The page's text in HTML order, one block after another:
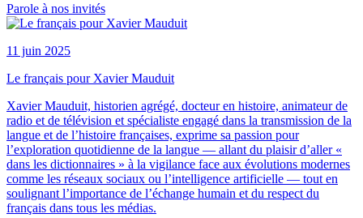
Parole à nos invités
11 juin 2025
Le français pour Xavier Mauduit
Xavier Mauduit, historien agrégé, docteur en histoire, animateur de
radio et de télévision et spécialiste engagé dans la transmission de la
langue et de l’histoire françaises, exprime sa passion pour
l’exploration quotidienne de la langue — allant du plaisir d’aller «
dans les dictionnaires » à la vigilance face aux évolutions modernes
comme les réseaux sociaux ou l’intelligence artificielle — tout en
soulignant l’importance de l’échange humain et du respect du
français dans tous les médias.